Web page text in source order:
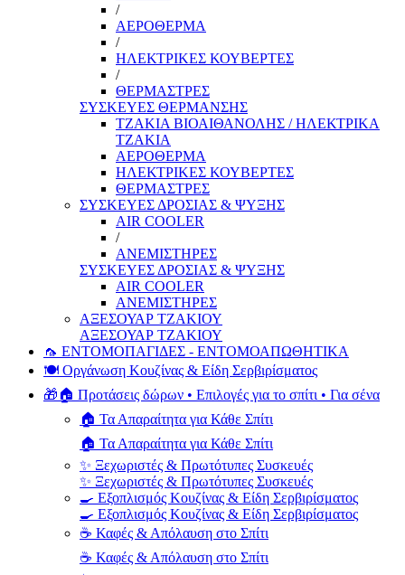
/
ΑΕΡΟΘΕΡΜΑ
/
ΗΛΕΚΤΡΙΚΕΣ ΚΟΥΒΕΡΤΕΣ
/
ΘΕΡΜΑΣΤΡΕΣ
ΣΥΣΚΕΥΕΣ ΘΕΡΜΑΝΣΗΣ
ΤΖΑΚΙΑ ΒΙΟΑΙΘΑΝΟΛΗΣ / ΗΛΕΚΤΡΙΚΑ
ΤΖΑΚΙΑ
ΑΕΡΟΘΕΡΜΑ
ΗΛΕΚΤΡΙΚΕΣ ΚΟΥΒΕΡΤΕΣ
ΘΕΡΜΑΣΤΡΕΣ
ΣΥΣΚΕΥΕΣ ΔΡΟΣΙΑΣ & ΨΥΞΗΣ
AIR COOLER
/
ΑΝΕΜΙΣΤΗΡΕΣ
ΣΥΣΚΕΥΕΣ ΔΡΟΣΙΑΣ & ΨΥΞΗΣ
AIR COOLER
ΑΝΕΜΙΣΤΗΡΕΣ
ΑΞΕΣΟΥΑΡ ΤΖΑΚΙΟΥ
ΑΞΕΣΟΥΑΡ ΤΖΑΚΙΟΥ
🦟 ΕΝΤΟΜΟΠΑΓΙΔΕΣ - ΕΝΤΟΜΟΑΠΩΘΗΤΙΚΑ
🍽️ Οργάνωση Κουζίνας & Είδη Σερβιρίσματος
🎁🏠 Προτάσεις δώρων • Επιλογές για το σπίτι • Για σένα
🏠 Τα Απαραίτητα για Κάθε Σπίτι
🏠 Τα Απαραίτητα για Κάθε Σπίτι
✨ Ξεχωριστές & Πρωτότυπες Συσκευές
✨ Ξεχωριστές & Πρωτότυπες Συσκευές
🍳 Εξοπλισμός Κουζίνας & Είδη Σερβιρίσματος
🍳 Εξοπλισμός Κουζίνας & Είδη Σερβιρίσματος
☕ Καφές & Απόλαυση στο Σπίτι
☕ Καφές & Απόλαυση στο Σπίτι